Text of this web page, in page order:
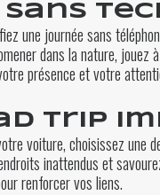
une journée sans
dans la nature, jouez
présence et votre
trip
voiture, choisissez une
inattendus et
renforcer vos liens.